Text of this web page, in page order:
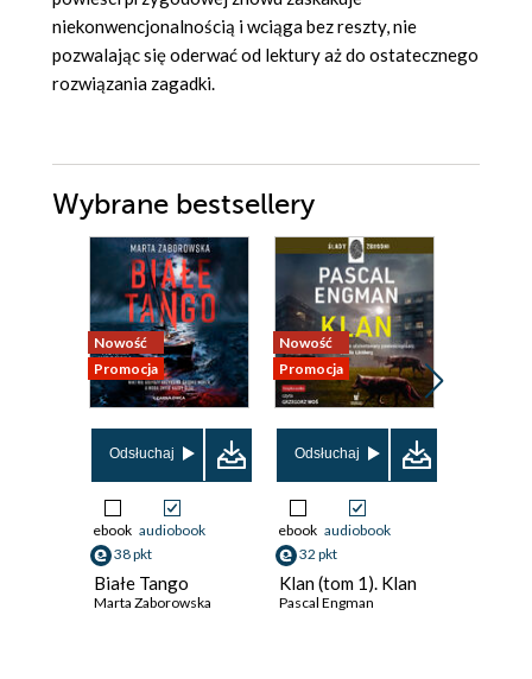
niekonwencjonalnością i wciąga bez reszty, nie
pozwalając się oderwać od lektury aż do ostatecznego
rozwiązania zagadki.
Wybrane bestsellery
Nowość
Promocja
Odsłuchaj
ebook audiobook
38 pkt
Białe Tango
Marta Zaborowska
Nowość
Promocja
Odsłuchaj
ebook audiobook
32 pkt
Klan (tom 1). Klan
Pascal Engman